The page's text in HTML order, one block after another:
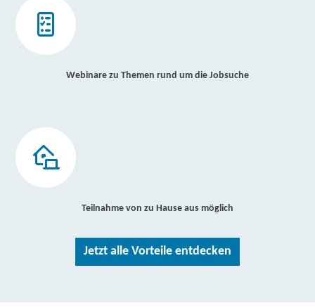
Webinare zu Themen rund um die Jobsuche
Teilnahme von zu Hause aus möglich
Jetzt alle Vorteile entdecken